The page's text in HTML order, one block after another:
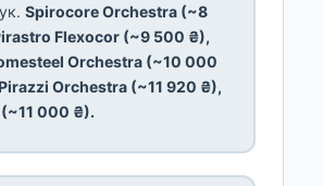
Spirocore Orchestra (~8
Flexocor (~9 500 ₴),
Orchestra (~10 000
Orchestra (~11 920 ₴),
000 ₴).